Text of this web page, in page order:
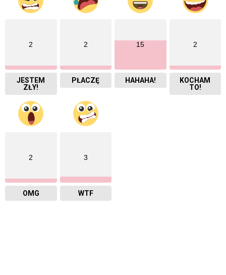
2
JESTEM
ZŁY!
2
PŁACZĘ
15
HAHAHA!
2
KOCHAM
TO!
2
OMG
3
WTF